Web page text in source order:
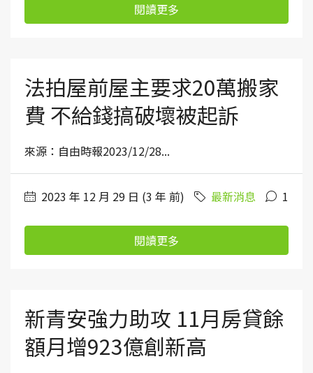
閱讀更多
法拍屋前屋主要求20萬搬家
費 不給錢搞破壞被起訴
來源：自由時報2023/12/28...
2023 年 12 月 29 日 (3 年 前) 最新消息 1
閱讀更多
新青安強力助攻 11月房貸餘
額月增923億創新高